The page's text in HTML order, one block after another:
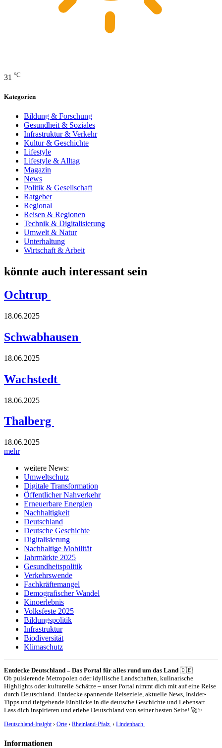
31 °C
Kategorien
Bildung & Forschung
Gesundheit & Soziales
Infrastruktur & Verkehr
Kultur & Geschichte
Lifestyle
Lifestyle & Alltag
Magazin
News
Politik & Gesellschaft
Ratgeber
Regional
Reisen & Regionen
Technik & Digitalisierung
Umwelt & Natur
Unterhaltung
Wirtschaft & Arbeit
könnte auch interessant sein
Ochtrup
18.06.2025
Schwabhausen
18.06.2025
Wachstedt
18.06.2025
Thalberg
18.06.2025
mehr
weitere News:
Umweltschutz
Digitale Transformation
Öffentlicher Nahverkehr
Erneuerbare Energien
Nachhaltigkeit
Deutschland
Deutsche Geschichte
Digitalisierung
Nachhaltige Mobilität
Jahrmärkte 2025
Gesundheitspolitik
Verkehrswende
Fachkräftemangel
Demografischer Wandel
Kinoerlebnis
Volksfeste 2025
Bildungspolitik
Infrastruktur
Biodiversität
Klimaschutz
Entdecke Deutschland – Das Portal für alles rund um das Land 🇩🇪
Ob pulsierende Metropolen oder idyllische Landschaften, kulinarische
Highlights oder kulturelle Schätze – unser Portal nimmt dich mit auf eine Reise
durch Deutschland. Entdecke spannende Reiseziele, aktuelle News, Insider-
Tipps und tiefgehende Einblicke in die deutsche Geschichte und Lebensart.
Lass dich inspirieren und erlebe Deutschland von seiner besten Seite! 🚀✨
Deutschland-Insight› Orte › Rheinland-Pfalz › Lindenbach
Informationen